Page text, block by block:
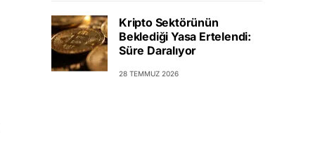
Kripto Sektörünün
Beklediği Yasa Ertelendi:
Süre Daralıyor
28 TEMMUZ 2026